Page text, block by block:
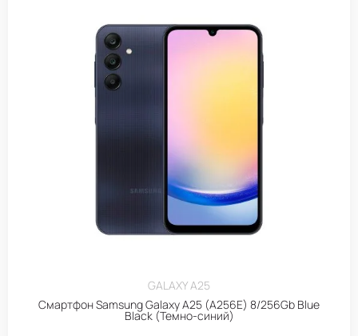
GALAXY A25
Смартфон Samsung Galaxy A25 (A256E) 8/256Gb Blue
Black (Темно-синий)